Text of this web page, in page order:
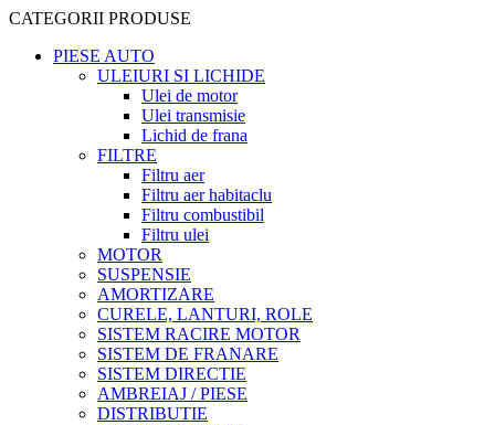
CATEGORII PRODUSE
PIESE AUTO
ULEIURI SI LICHIDE
Ulei de motor
Ulei transmisie
Lichid de frana
FILTRE
Filtru aer
Filtru aer habitaclu
Filtru combustibil
Filtru ulei
MOTOR
SUSPENSIE
AMORTIZARE
CURELE, LANTURI, ROLE
SISTEM RACIRE MOTOR
SISTEM DE FRANARE
SISTEM DIRECTIE
AMBREIAJ / PIESE
DISTRIBUTIE